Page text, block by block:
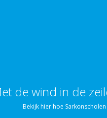
de wind in de
Bekijk hier hoe